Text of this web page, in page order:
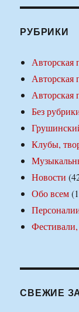
РУБРИКИ
Авторская
Авторская
Авторская
Без
Клубы,
Новости
Обо всем
СВЕЖИЕ